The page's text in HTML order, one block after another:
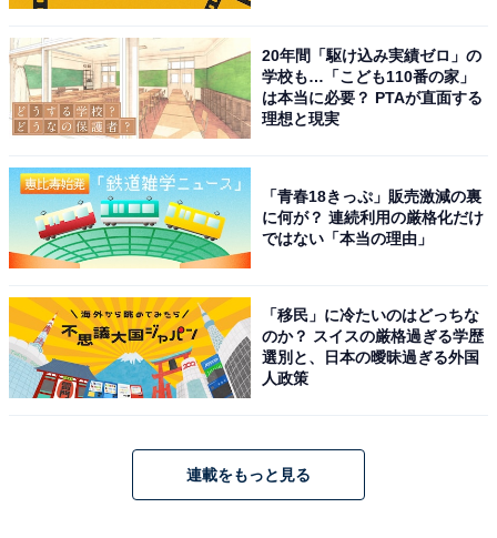
20年間「駆け込み実績ゼロ」の
学校も…「こども110番の家」
は本当に必要？ PTAが直面する
理想と現実
「青春18きっぷ」販売激減の裏
に何が？ 連続利用の厳格化だけ
ではない「本当の理由」
「移民」に冷たいのはどっちな
のか？ スイスの厳格過ぎる学歴
選別と、日本の曖昧過ぎる外国
人政策
連載をもっと見る